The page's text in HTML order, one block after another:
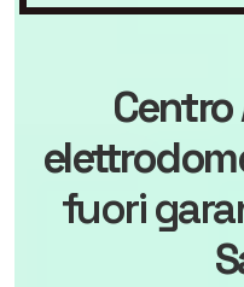
Centro
fuori